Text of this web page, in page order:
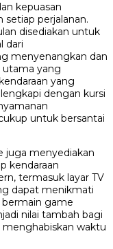
kepuasan
setiap perjalanan.
disediakan untuk
dari
menyenangkan dan
utama yang
yang
dengan kursi
untuk bersantai
juga menyediakan
kendaraan
termasuk layar TV
dapat menikmati
game
nilai tambah bagi
waktu